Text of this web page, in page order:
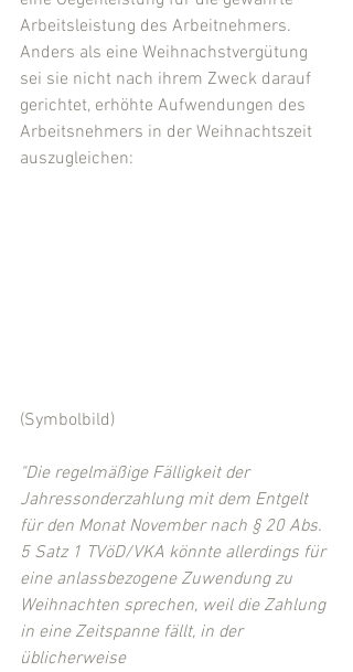
Arbeitsleistung des Arbeitnehmers.
Anders als eine Weihnachstvergütung
sei sie nicht nach ihrem Zweck darauf
gerichtet, erhöhte Aufwendungen des
Arbeitsnehmers in der Weihnachtszeit
auszugleichen:
(Symbolbild)
"Die regelmäßige Fälligkeit der
Jahressonderzahlung mit dem Entgelt
für den Monat November nach § 20 Abs.
5 Satz 1 TVöD/VKA könnte allerdings für
eine anlassbezogene Zuwendung zu
Weihnachten sprechen, weil die Zahlung
in eine Zeitspanne fällt, in der
üblicherweise